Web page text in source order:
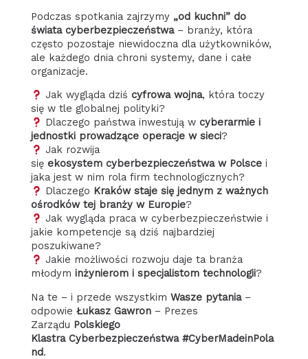
Podczas spotkania zajrzymy „od kuchni” do
świata cyberbezpieczeństwa– branży, która
często pozostaje niewidoczna dla użytkowników,
ale każdego dnia chroni systemy, dane i całe
organizacje.
Jak wygląda dziścyfrowa wojna, która toczy
się w tle globalnej polityki?
Dlaczego państwa inwestują wcyberarmie i
jednostki prowadzące operacje w sieci?
Jak rozwija
się ekosystem cyberbezpieczeństwa w Polscei
jaka jest w nim rola firm technologicznych?
Dlaczego Kraków staje się jednym z ważnych
ośrodków tej branży w Europie?
Jak wygląda praca w cyberbezpieczeństwie i
jakie kompetencje są dziś najbardziej
poszukiwane?
Jakie możliwości rozwoju daje ta branża
młodym inżynierom i specjalistom technologii?
Na te – i przede wszystkim Wasze pytania–
odpowie Łukasz Gawron– Prezes
Zarządu Polskiego
Klastra Cyberbezpieczeństwa #CyberMadeinPola
nd.